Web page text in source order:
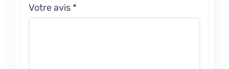
Votre avis *